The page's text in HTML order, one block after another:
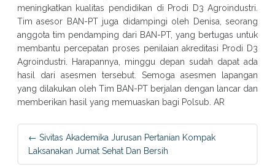
meningkatkan kualitas pendidikan di Prodi D3 Agroindustri.
Tim asesor BAN-PT juga didampingi oleh Denisa, seorang
anggota tim pendamping dari BAN-PT, yang bertugas untuk
membantu percepatan proses penilaian akreditasi Prodi D3
Agroindustri. Harapannya, minggu depan sudah dapat ada
hasil dari asesmen tersebut. Semoga asesmen lapangan
yang dilakukan oleh Tim BAN-PT berjalan dengan lancar dan
memberikan hasil yang memuaskan bagi Polsub. AR
Post
navigation
← Sivitas Akademika Jurusan Pertanian Kompak
Laksanakan Jumat Sehat Dan Bersih